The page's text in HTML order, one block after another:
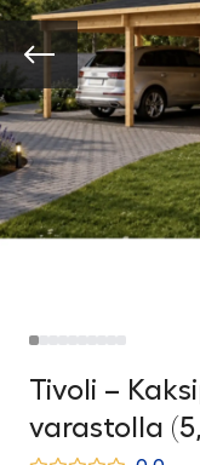
Tivoli –
varastolla